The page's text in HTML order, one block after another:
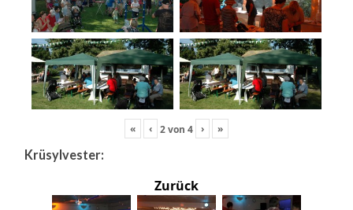
« ‹ 2von 4 › »
Krüsylvester:
Zurück